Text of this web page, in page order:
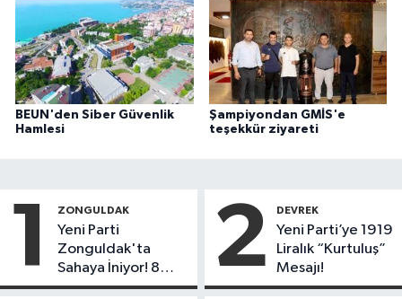
BEUN'den Siber Güvenlik
Hamlesi
Şampiyondan GMİS'e
teşekkür ziyareti
1 ZONGULDAK
Yeni Parti
Zonguldak'ta
Sahaya İniyor! 8
İlçede Kurucu
2 DEVREK
Yeni Parti’ye 1919
Liralık “Kurtuluş”
Mesajı!